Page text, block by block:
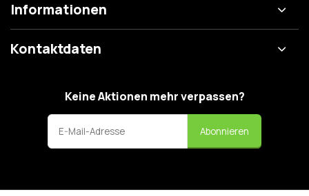
Informationen
Kontaktdaten
Keine Aktionen mehr verpassen?
Abonnieren